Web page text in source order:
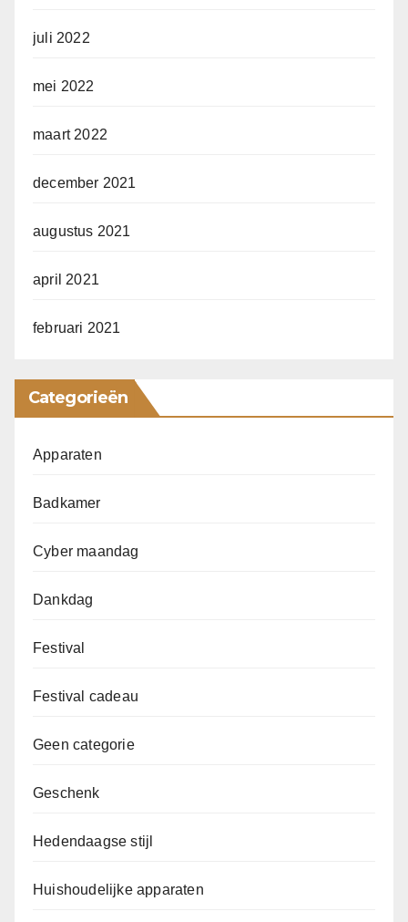
juli 2022
mei 2022
maart 2022
december 2021
augustus 2021
april 2021
februari 2021
Categorieën
Apparaten
Badkamer
Cyber maandag
Dankdag
Festival
Festival cadeau
Geen categorie
Geschenk
Hedendaagse stijl
Huishoudelijke apparaten